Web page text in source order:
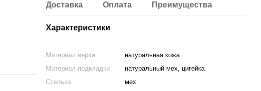
Доставка Оплата Преимущества
Характеристики
Материал верха
натуральная кожа
Материал подкладки
натуральный мех, цигейка
Стелька
мех